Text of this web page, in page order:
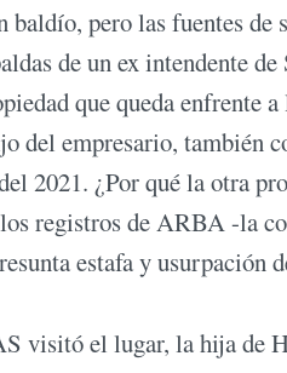
pero las fuentes de
de un ex intendente
que queda enfrente
del empresario, también
2021. ¿Por qué la otra
registros de ARBA -la
estafa y usurpación
visitó el lugar, la hija de